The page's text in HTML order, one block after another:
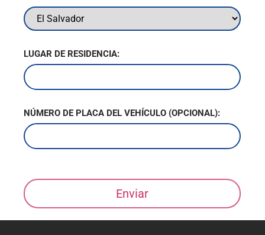
LUGAR DE RESIDENCIA:
NÚMERO DE PLACA DEL VEHÍCULO (OPCIONAL):